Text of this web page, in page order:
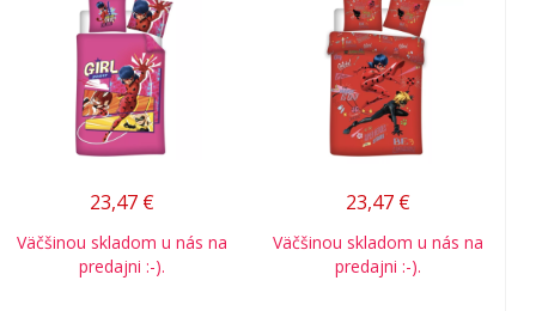
23,47 €
Väčšinou skladom u nás na
predajni :-).
23,47 €
Väčšinou skladom u nás na
predajni :-).